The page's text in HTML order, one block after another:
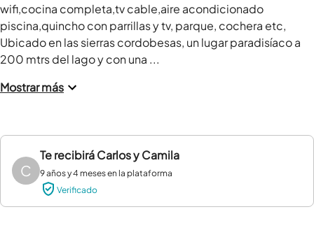
wifi,cocina completa,tv cable,aire acondicionado
piscina,quincho con parrillas y tv, parque, cochera etc,
Ubicado en las sierras cordobesas, un lugar paradisíaco a
200 mtrs del lago y con una ...
Mostrar más
C
Te recibiráCarlos y Camila
9 años y 4 meses en la plataforma
Verificado